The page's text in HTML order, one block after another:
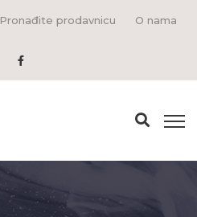
Pronađite prodavnicu O nama